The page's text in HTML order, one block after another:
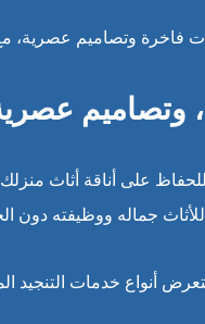
فاخرة وتصاميم عصرية،
وتصاميم
على أناقة أثاث
جماله ووظيفته دون
خدمات التنجيد